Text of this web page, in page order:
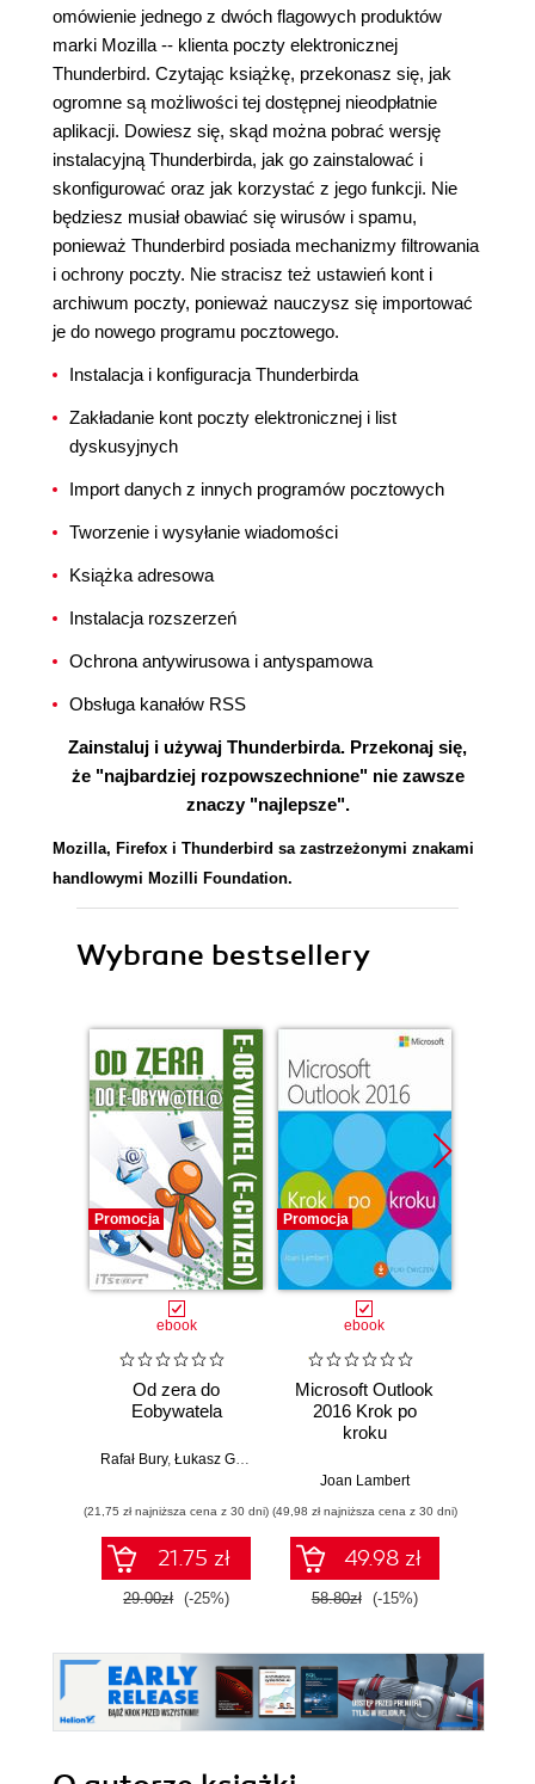
omówienie jednego z dwóch flagowych produktów
marki Mozilla -- klienta poczty elektronicznej
Thunderbird. Czytając książkę, przekonasz się, jak
ogromne są możliwości tej dostępnej nieodpłatnie
aplikacji. Dowiesz się, skąd można pobrać wersję
instalacyjną Thunderbirda, jak go zainstalować i
skonfigurować oraz jak korzystać z jego funkcji. Nie
będziesz musiał obawiać się wirusów i spamu,
ponieważ Thunderbird posiada mechanizmy filtrowania
i ochrony poczty. Nie stracisz też ustawień kont i
archiwum poczty, ponieważ nauczysz się importować
je do nowego programu pocztowego.
Instalacja i konfiguracja Thunderbirda
Zakładanie kont poczty elektronicznej i list
dyskusyjnych
Import danych z innych programów pocztowych
Tworzenie i wysyłanie wiadomości
Książka adresowa
Instalacja rozszerzeń
Ochrona antywirusowa i antyspamowa
Obsługa kanałów RSS
Zainstaluj i używaj Thunderbirda. Przekonaj się,
że "najbardziej rozpowszechnione" nie zawsze
znaczy "najlepsze".
Mozilla, Firefox i Thunderbird sa zastrzeżonymi znakami
handlowymi Mozilli Foundation.
Wybrane bestsellery
Promocja
ebook
Od zera do
Eobywatela
Rafał Bury, Łukasz Galos
(21,75 zł najniższa cena z 30 dni)
21.75 zł
29.00zł (-25%)
Promocja
ebook
Microsoft Outlook
2016 Krok po
kroku
Joan Lambert
(49,98 zł najniższa cena z 30 dni)
49.98 zł
58.80zł (-15%)